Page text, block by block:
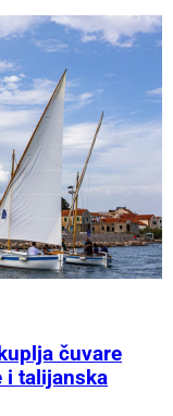
čuvare
i talijanska